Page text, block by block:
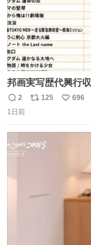
邦画実写歴代興行
THE MOVIE2 3️⃣南
子猫物語 6️⃣劇場版
どなく、お別れ
返
信
2
リ
125
い
696
1日前